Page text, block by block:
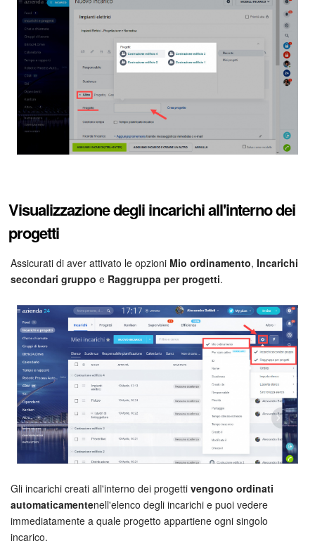
Online store
Knowledge base
Firma elettronica
Firma elettronica per HR
Flussi di lavoro
Gestione inventario
Telefonia
Mio profilo
Impostazioni
Enterprise
Bitrix24 On-Premise
Bitrix24 Messenger
Domande generali
Visualizzazione degli incarichi all'interno dei
progetti
Assicurati di aver attivato le opzioni Mio ordinamento, Incarichi
secondari gruppo e Raggruppa per progetti.
Gli incarichi creati all'interno dei progetti vengono ordinati
automaticamentenell'elenco degli incarichi e puoi vedere
immediatamente a quale progetto appartiene ogni singolo
incarico.